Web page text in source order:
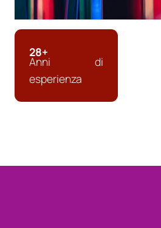
28+
Anni di
esperienza